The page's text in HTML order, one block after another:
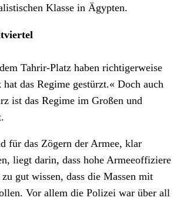
Klasse in Ägypten.
Tahrir-Platz haben richtigerweise
das Regime gestürzt.« Doch auch
ist das Regime im Großen und
für das Zögern der Armee, klar
liegt darin, dass hohe Armeeoffiziere
gut wissen, dass die Massen mit
Vor allem die Polizei war über all